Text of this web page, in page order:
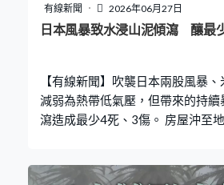
有線新聞 2026年06月27日
日本風暴致水浸山泥傾瀉 釀最
【有線新聞】吹襲日本兩股風暴
減弱為熱帶低氣壓，但帶來的持
瀉造成最少4死、3傷。 房屋沖至
院。救援人員周六下午再找到被